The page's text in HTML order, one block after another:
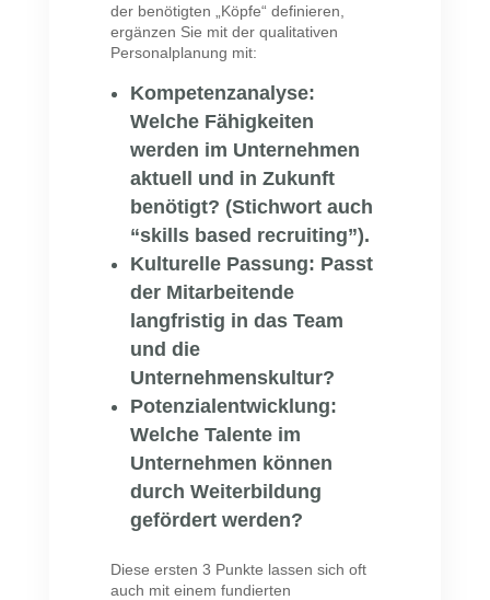
der benötigten „Köpfe“ definieren,
ergänzen Sie mit der qualitativen
Personalplanung mit:
Kompetenzanalyse:
Welche Fähigkeiten
werden im Unternehmen
aktuell und in Zukunft
benötigt? (Stichwort auch
“skills based recruiting”).
Kulturelle Passung: Passt
der Mitarbeitende
langfristig in das Team
und die
Unternehmenskultur?
Potenzialentwicklung:
Welche Talente im
Unternehmen können
durch Weiterbildung
gefördert werden?
Diese ersten 3 Punkte lassen sich oft
auch mit einem fundierten